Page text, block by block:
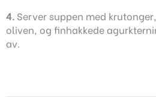
4. Server suppen med
oliven, og finhakkede
av.